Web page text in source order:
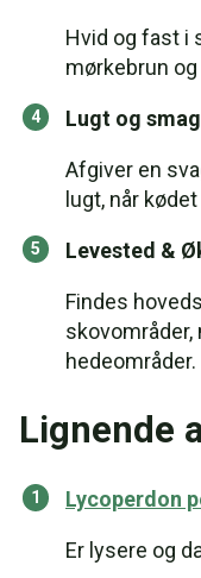
Hvid og fast i
mørkebrun
Lugt og smag
Afgiver en
lugt, når
Levested &
Findes
hedeområder.
Lignende
Lycoperdon
Er lysere og